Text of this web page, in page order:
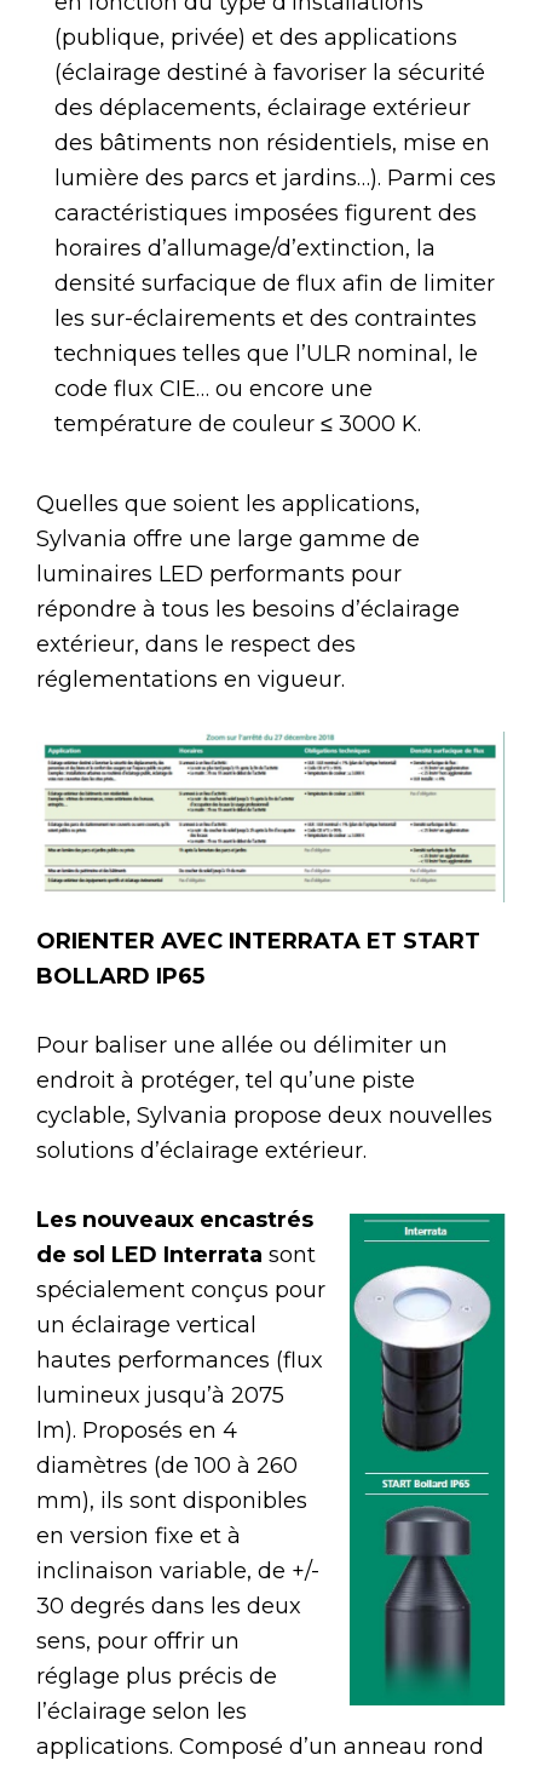
(publique, privée) et des applications
(éclairage destiné à favoriser la sécurité
des déplacements, éclairage extérieur
des bâtiments non résidentiels, mise en
lumière des parcs et jardins…). Parmi ces
caractéristiques imposées figurent des
horaires d’allumage/d’extinction, la
densité surfacique de flux afin de limiter
les sur-éclairements et des contraintes
techniques telles que l’ULR nominal, le
code flux CIE… ou encore une
température de couleur ≤ 3000 K.
Quelles que soient les applications,
Sylvania offre une large gamme de
luminaires LED performants pour
répondre à tous les besoins d’éclairage
extérieur, dans le respect des
réglementations en vigueur.
ORIENTER AVEC INTERRATA ET START
BOLLARD IP65
Pour baliser une allée ou délimiter un
endroit à protéger, tel qu’une piste
cyclable, Sylvania propose deux nouvelles
solutions d’éclairage extérieur.
Les nouveaux encastrés
de sol LED Interrata sont
spécialement conçus pour
un éclairage vertical
hautes performances (flux
lumineux jusqu’à 2075
lm). Proposés en 4
diamètres (de 100 à 260
mm), ils sont disponibles
en version fixe et à
inclinaison variable, de +/-
30 degrés dans les deux
sens, pour offrir un
réglage plus précis de
l’éclairage selon les
applications. Composé d’un anneau rond